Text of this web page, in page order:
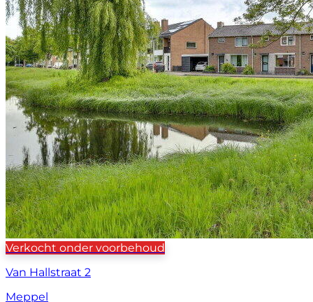
Verkocht onder voorbehoud
Van Hallstraat 2
Meppel